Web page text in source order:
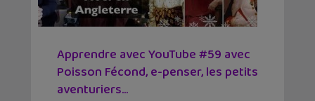
Apprendre avec YouTube #59 avec
Poisson Fécond, e-penser, les petits
aventuriers…